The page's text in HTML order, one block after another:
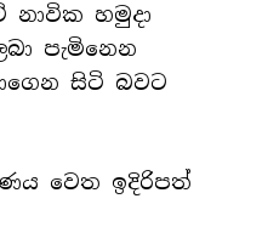
නාවික හමුදා
පැමිනෙන
සිටි බවට
වෙත ඉදිරිපත්